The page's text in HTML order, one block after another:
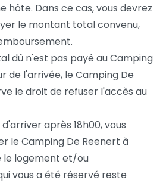
Dans ce cas, vous devrez
le montant total convenu,
dû n'est pas payé au Camping
de l'arrivée, le Camping De
le droit de refuser l'accès au
après 18h00, vous
le Camping De Reenert à
le logement et/ou
vous a été réservé reste